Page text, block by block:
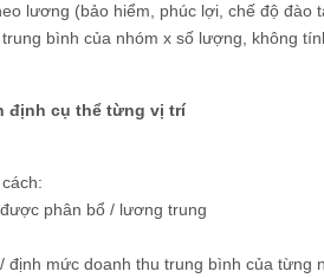
lương (bảo hiểm, phúc lợi, chế độ đào
bình của nhóm x số lượng, không
định cụ thể từng vị trí
phân bổ / lương trung
định mức doanh thu trung bình của từng